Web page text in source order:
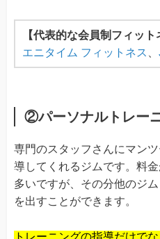
【代表的な会員制フィット
エニタイム フィットネス
②パーソナルトレー
専門のスタッフさんにマン
導してくれるジムです。料
多いですが、その分他のジ
を出すことができます。
トレーニングの指導だけで